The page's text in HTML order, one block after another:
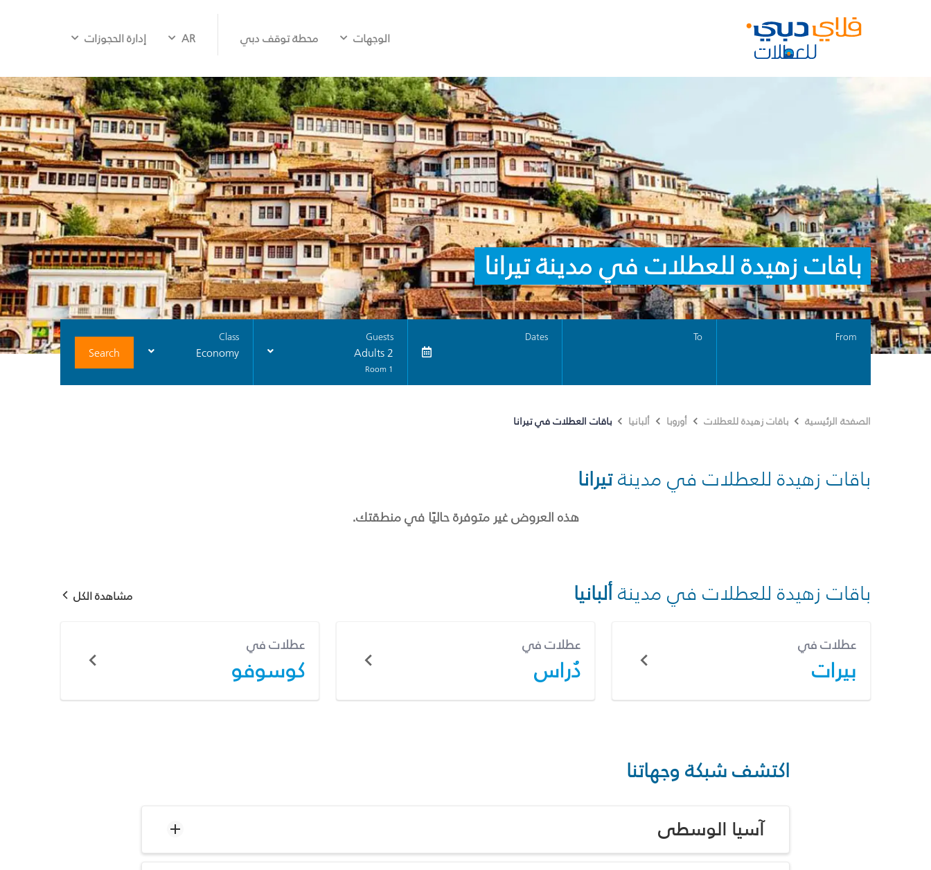
الوجهات محطة توقف دبي AR إدارة الحجوزات
باقات زهيدة للعطلات في مدينة تيرانا
From
To
Dates
Guests
2 Adults
1 Room
Class
Economy
Search
الصفحة الرئيسية باقات زهيدة للعطلات أوروبا ألبانيا باقات العطلات في تيرانا
باقات زهيدة للعطلات في مدينةتيرانا
هذه العروض غير متوفرة حاليًا في منطقتك.
باقات زهيدة للعطلات في مدينةألبانيا مشاهدة الكل
عطلات في
بيرات
عطلات في
دُراس
عطلات في
كوسوفو
اكتشف شبكة وجهاتنا
آسيا الوسطى